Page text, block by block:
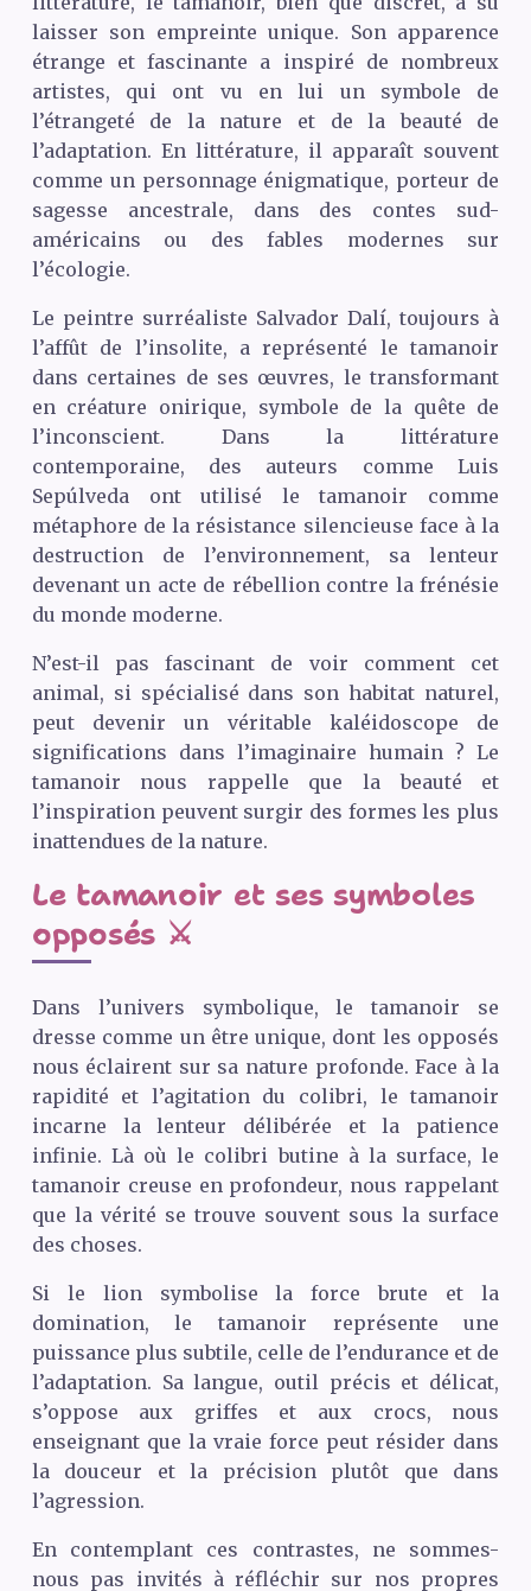
laisser son empreinte unique. Son apparence
étrange et fascinante a inspiré de nombreux
artistes, qui ont vu en lui un symbole de
l’étrangeté de la nature et de la beauté de
l’adaptation. En littérature, il apparaît souvent
comme un personnage énigmatique, porteur de
sagesse ancestrale, dans des contes sud-
américains ou des fables modernes sur
l’écologie.
Le peintre surréaliste Salvador Dalí, toujours à
l’affût de l’insolite, a représenté le tamanoir
dans certaines de ses œuvres, le transformant
en créature onirique, symbole de la quête de
l’inconscient. Dans la littérature
contemporaine, des auteurs comme Luis
Sepúlveda ont utilisé le tamanoir comme
métaphore de la résistance silencieuse face à la
destruction de l’environnement, sa lenteur
devenant un acte de rébellion contre la frénésie
du monde moderne.
N’est-il pas fascinant de voir comment cet
animal, si spécialisé dans son habitat naturel,
peut devenir un véritable kaléidoscope de
significations dans l’imaginaire humain ? Le
tamanoir nous rappelle que la beauté et
l’inspiration peuvent surgir des formes les plus
inattendues de la nature.
Le tamanoir et ses symboles
opposés ⚔️
Dans l’univers symbolique, le tamanoir se
dresse comme un être unique, dont les opposés
nous éclairent sur sa nature profonde. Face à la
rapidité et l’agitation du colibri, le tamanoir
incarne la lenteur délibérée et la patience
infinie. Là où le colibri butine à la surface, le
tamanoir creuse en profondeur, nous rappelant
que la vérité se trouve souvent sous la surface
des choses.
Si le lion symbolise la force brute et la
domination, le tamanoir représente une
puissance plus subtile, celle de l’endurance et de
l’adaptation. Sa langue, outil précis et délicat,
s’oppose aux griffes et aux crocs, nous
enseignant que la vraie force peut résider dans
la douceur et la précision plutôt que dans
l’agression.
En contemplant ces contrastes, ne sommes-
nous pas invités à réfléchir sur nos propres